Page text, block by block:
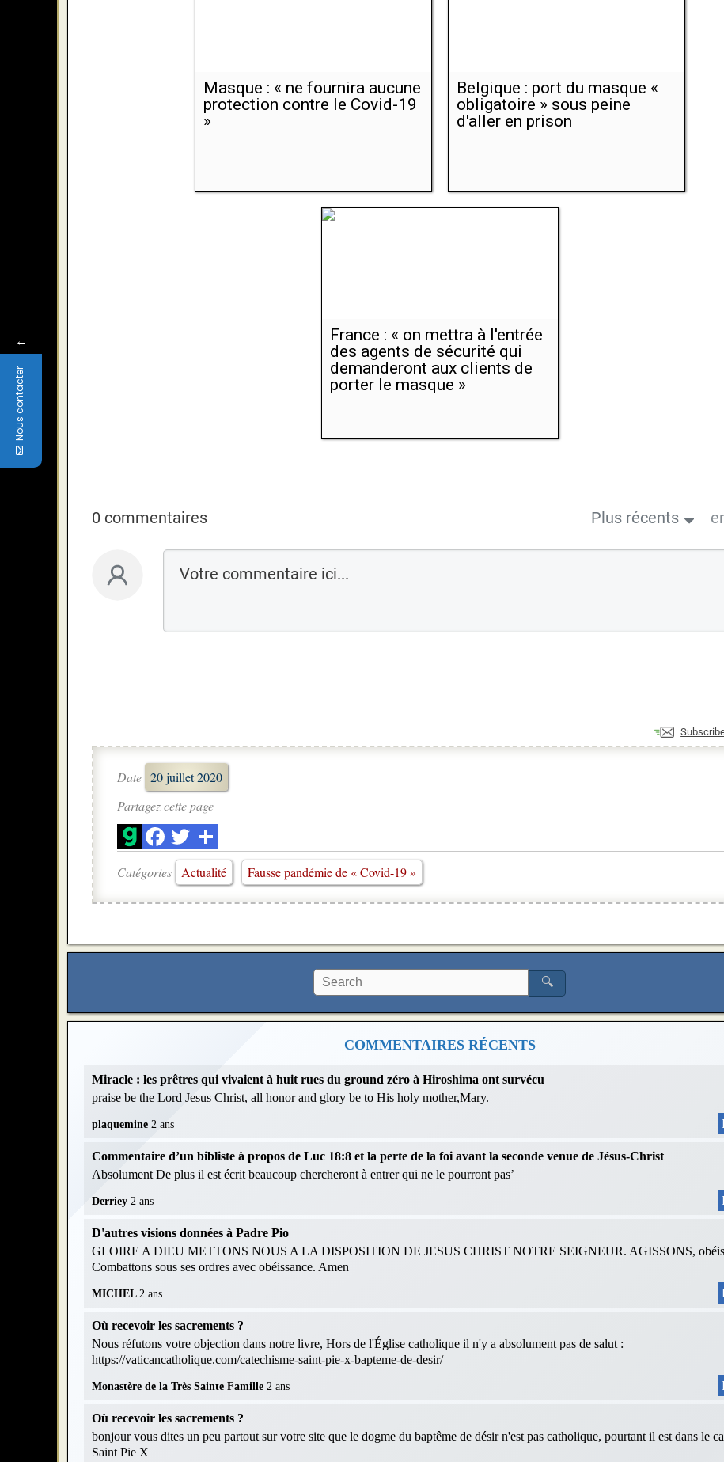
Masque : « ne fournira aucune
protection contre le Covid-19
»
Belgique : port du masque «
obligatoire » sous peine
d'aller en prison
France : « on mettra à l'entrée
des agents de sécurité qui
demanderont aux clients de
porter le masque »
0 commentaires Plus récents
Date 20 juillet 2020
Partagez cette page
Catégories Actualité Fausse pandémie de « Covid-19 »
🔍
COMMENTAIRES RÉCENTS
Miracle : les prêtres qui vivaient à huit rues du ground zéro à Hiroshima ont survécu
praise be the Lord Jesus Christ, all honor and glory be to His holy mother,Mary.
plaquemine 2 ans
Commentaire d’un bibliste à propos de Luc 18:8 et la perte de la foi avant la seconde venue de Jésus-Christ
Absolument De plus il est écrit beaucoup chercheront à entrer qui ne le pourront pas’
Derriey 2 ans
D'autres visions données à Padre Pio
GLOIRE A DIEU METTONS NOUS A LA DISPOSITION DE JESUS CHRIST NOTRE SEIGNEUR. AGISSONS,
Combattons sous ses ordres avec obéissance. Amen
MICHEL 2 ans
Où recevoir les sacrements ?
Nous réfutons votre objection dans notre livre, Hors de l'Église catholique il n'y a absolument pas de salut :
https://vaticancatholique.com/catechisme-saint-pie-x-bapteme-de-desir/
Monastère de la Très Sainte Famille 2 ans
Où recevoir les sacrements ?
bonjour vous dites un peu partout sur votre site que le dogme du baptême de désir n'est pas catholique, pourtant il est dans le
Saint Pie X
←
Nous contacter